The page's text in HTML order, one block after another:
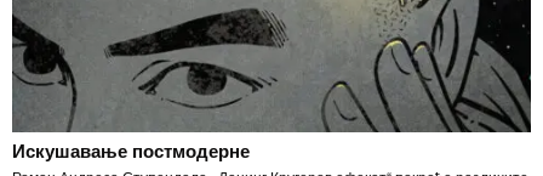
Искушавање постмодерне